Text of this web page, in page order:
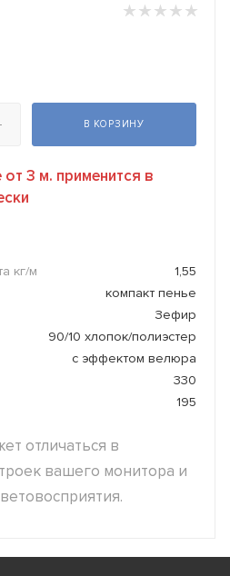
В КОРЗИНУ
3 м. применится в
кг/м
1,55
компакт пенье
Зефир
90/10 хлопок/полиэстер
с эффектом велюра
330
195
отличаться в
вашего монитора и